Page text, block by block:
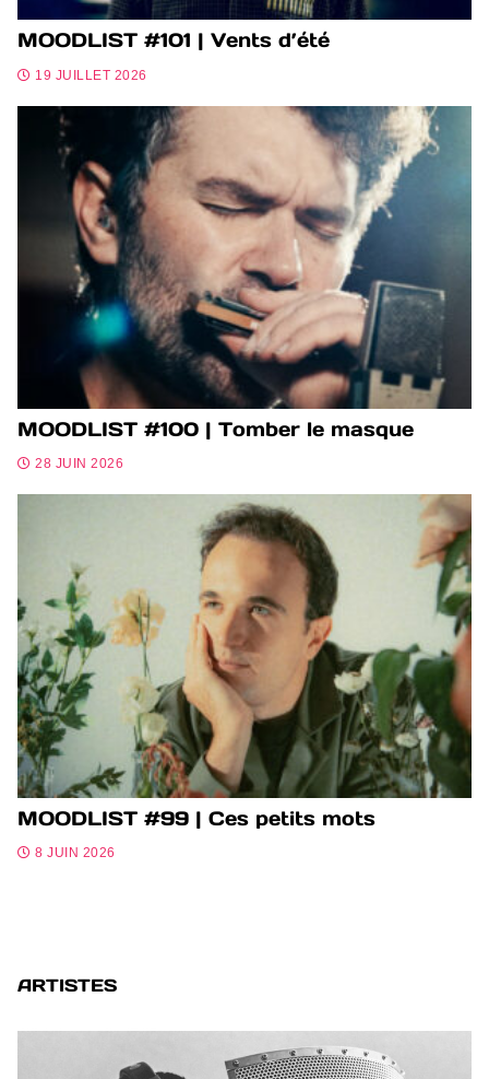
MOODLIST #101 | Vents d’été
19 JUILLET 2026
MOODLIST #100 | Tomber le masque
28 JUIN 2026
MOODLIST #99 | Ces petits mots
8 JUIN 2026
ARTISTES